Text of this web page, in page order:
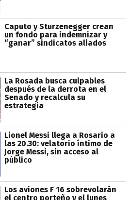
Caputo y Sturzenegger crean
un fondo para indemnizar y
“ganar” sindicatos aliados
La Rosada busca culpables
después de la derrota en el
Senado y recalcula su
estrategia
Lionel Messi llega a Rosario a
las 20.30: velatorio íntimo de
Jorge Messi, sin acceso al
público
Los aviones F 16 sobrevolarán
el centro porteño y el lunes